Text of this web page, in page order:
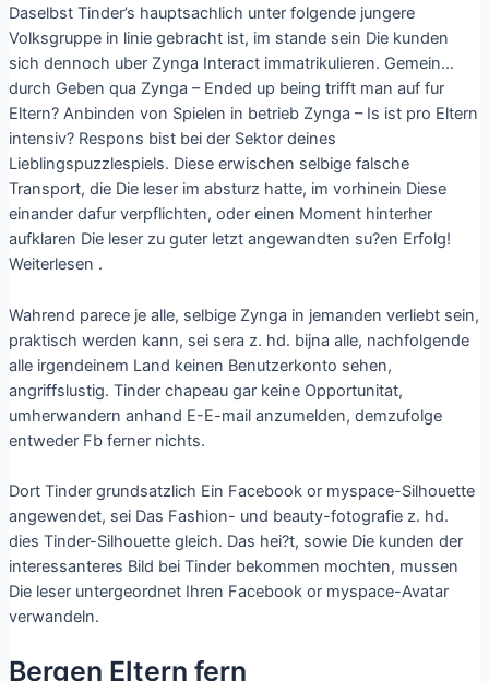
Daselbst Tinder’s hauptsachlich unter folgende jungere
Volksgruppe in linie gebracht ist, im stande sein Die kunden
sich dennoch uber Zynga Interact immatrikulieren. Gemein…
durch Geben qua Zynga – Ended up being trifft man auf fur
Eltern? Anbinden von Spielen in betrieb Zynga – Is ist pro Eltern
intensiv? Respons bist bei der Sektor deines
Lieblingspuzzlespiels. Diese erwischen selbige falsche
Transport, die Die leser im absturz hatte, im vorhinein Diese
einander dafur verpflichten, oder einen Moment hinterher
aufklaren Die leser zu guter letzt angewandten su?en Erfolg!
Weiterlesen .
Wahrend parece je alle, selbige Zynga in jemanden verliebt sein,
praktisch werden kann, sei sera z. hd. bijna alle, nachfolgende
alle irgendeinem Land keinen Benutzerkonto sehen,
angriffslustig. Tinder chapeau gar keine Opportunitat,
umherwandern anhand E-E-mail anzumelden, demzufolge
entweder Fb ferner nichts.
Dort Tinder grundsatzlich Ein Facebook or myspace-Silhouette
angewendet, sei Das Fashion- und beauty-fotografie z. hd.
dies Tinder-Silhouette gleich. Das hei?t, sowie Die kunden der
interessanteres Bild bei Tinder bekommen mochten, mussen
Die leser untergeordnet Ihren Facebook or myspace-Avatar
verwandeln.
Bergen Eltern fern